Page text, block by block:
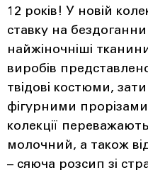
12 років! У новій
ставку на
найжіночніші
виробів
твідові костюми,
фігурними
колекції
молочний, а також
– сяюча розсип зі